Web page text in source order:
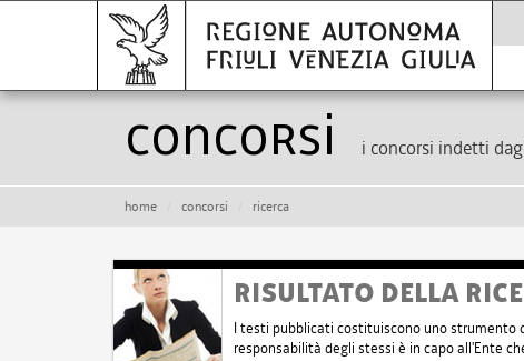
Concorsi i concorsi indetti
home concorsi ricerca
RISULTATO DELLA
I testi pubblicati costituiscono uno strumento
responsabilità degli stessi è in capo all'Ente